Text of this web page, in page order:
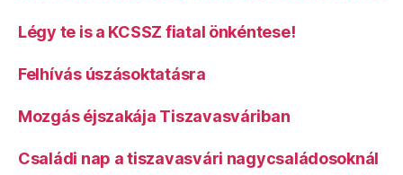
Légy te is a KCSSZ fiatal önkéntese!
Felhívás úszásoktatásra
Mozgás éjszakája Tiszavasváriban
Családi nap a tiszavasvári nagycsaládosoknál